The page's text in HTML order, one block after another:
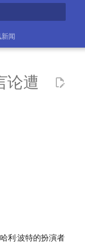
新闻
论遭
利·波特的扮演者